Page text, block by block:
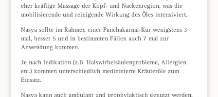
eher kräftige Massage der Kopf- und Nackenregion, was die
mobilisierende und reinigende Wirkung des Öles intensiviert.
Nasya sollte im Rahmen einer Panchakarma-Kur wenigstens 3
mal, besser 5 und in bestimmten Fällen auch 7 mal zur
Anwendung kommen.
Je nach Indikation (z.B. Halswirbelsäulenprobleme, Allergien
etc.) kommen unterschiedlich medizinierte Kräuteröle zum
Einsatz.
Nasya kann auch ambulant und prophylaktisch genutzt werden,